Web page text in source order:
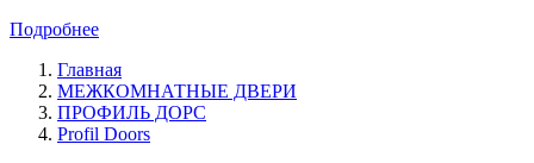
Подробнее
Главная
МЕЖКОМНАТНЫЕ ДВЕРИ
ПРОФИЛЬ ДОРС
Profil Doors